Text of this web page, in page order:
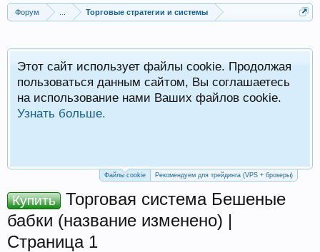
Форум Торговые стратегии и системы
Этот сайт использует файлы cookie. Продолжая
пользоваться данным сайтом, Вы соглашаетесь
на использование нами Ваших файлов cookie.
Узнать больше.
Файлы cookie Рекомендуем для трейдинга (VPS + брокеры)
Купить
Торговая система Бешеные
бабки (название изменено) |
Страница 1